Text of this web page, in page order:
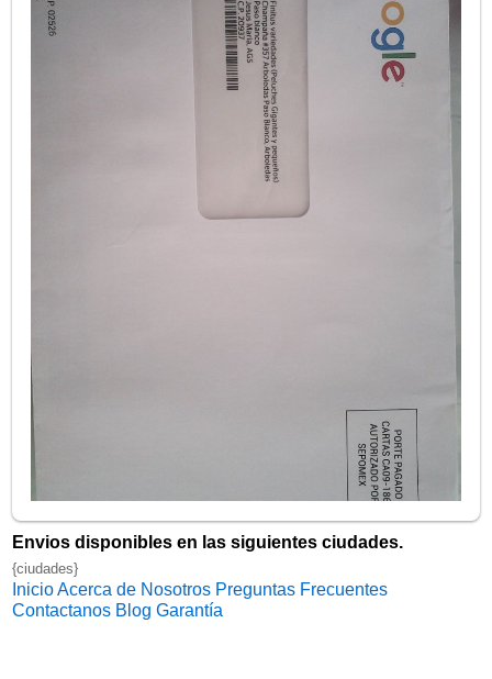
Envios disponibles en las siguientes ciudades.
{ciudades}
InicioAcerca de Nosotros Preguntas Frecuentes
Contactanos BlogGarantía